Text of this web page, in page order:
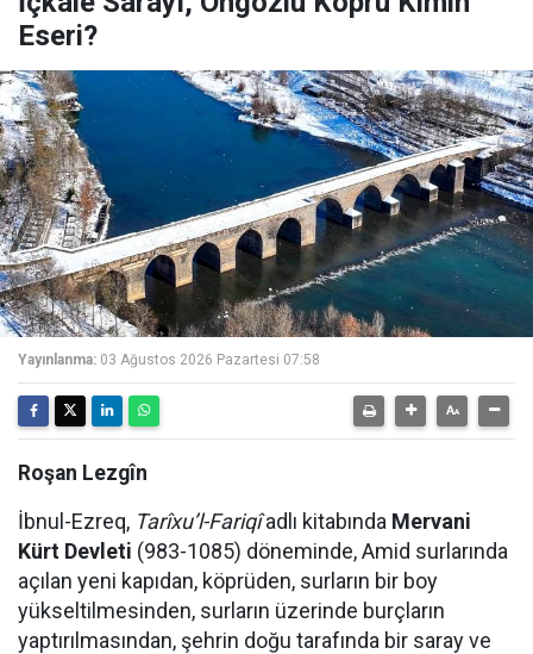
Eseri?
Yayınlanma: 03 Ağustos 2026 Pazartesi 07:58
Roşan Lezgîn
İbnul-Ezreq, Tarîxu’l-Fariqîadlı kitabında Mervani
Kürt Devleti (983-1085) döneminde, Amid surlarında
açılan yeni kapıdan, köprüden, surların bir boy
yükseltilmesinden, surların üzerinde burçların
yaptırılmasından, şehrin doğu tarafında bir saray ve